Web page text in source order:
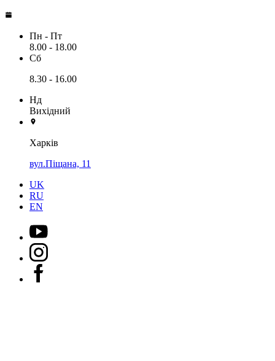
Пн - Пт
8.00 - 18.00
Сб
8.30 - 16.00
Нд
Вихідний
Харків
вул.Піщана, 11
UK
RU
EN